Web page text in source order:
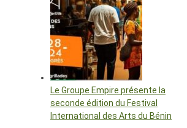
Le Groupe Empire présente la
seconde édition du Festival
International des Arts du Bénin